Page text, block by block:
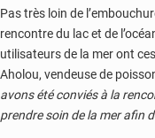
Pas très loin de
rencontre du lac et de
utilisateurs de la mer ont
Aholou, vendeuse de
avons été conviés à la
prendre soin de la mer afin